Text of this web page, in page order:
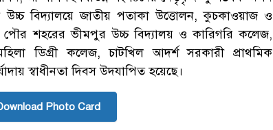
বিদ্যালয়ে জাতীয় পতাকা উত্তোলন, কুচকাওয়াজ ও
পৌর শহরের ভীমপুর উচ্চ বিদ্যালয় ও কারিগরি কলেজ,
ডিগ্রী কলেজ, চাটখিল আদর্শ সরকারী প্রাথমিক
স্বাধীনতা দিবস উদযাপিত হয়েছে।
Photo Card